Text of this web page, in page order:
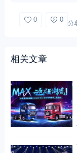
0 0 分
相关文章